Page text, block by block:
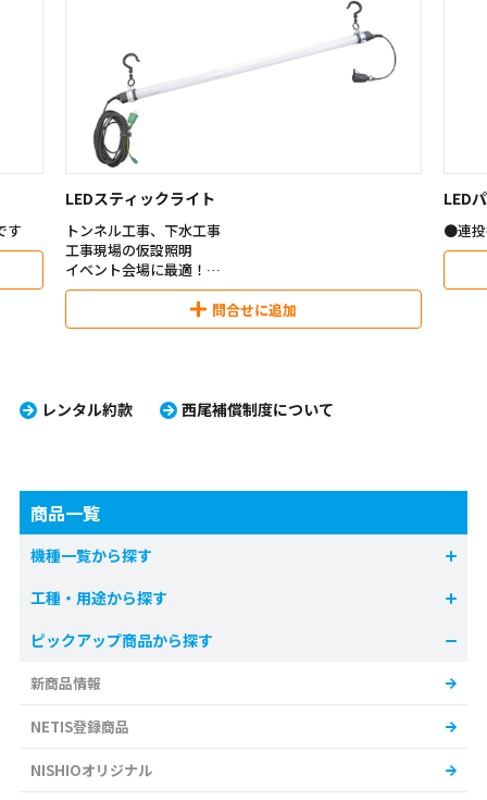
す
LEDスティックライト
トンネル工事、下水工事
工事現場の仮設照明
イベント会場に最適！
●省エネ
●クラス最大級の明るさ
問合せに追加
LED
●連投
レンタル約款 西尾補償制度について
商品一覧
機種一覧から探す
工種・用途から探す
ピックアップ商品から探す
新商品情報
NETIS登録商品
NISHIOオリジナル